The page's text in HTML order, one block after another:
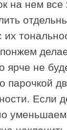
на нем все
их
ярче не
парочкой
Если